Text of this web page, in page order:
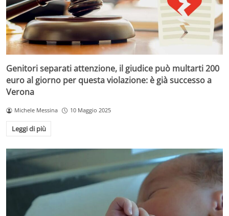
Genitori separati attenzione, il giudice può multarti 200
euro al giorno per questa violazione: è già successo a
Verona
Michele Messina 10 Maggio 2025
Leggi di più